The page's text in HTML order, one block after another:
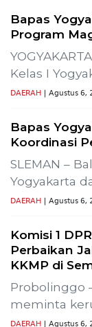
Bapas
Program
Kelas I
DAERAH | Agustus 6,
Bapas
Koordinasi
SLEMAN –
Yogyakarta
DAERAH | Agustus 6,
Komisi 1
Perbaikan
KKMP di
Probolinggo
meminta
DAERAH | Agustus 6,